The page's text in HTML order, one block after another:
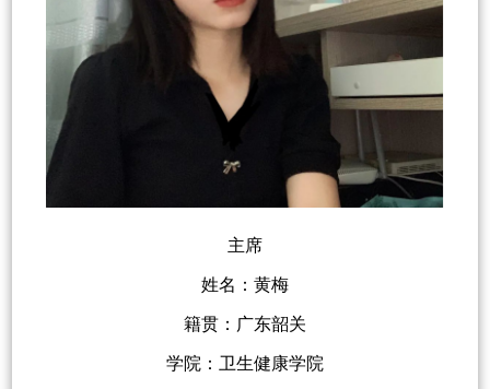
主席
姓名：黄梅
籍贯：广东韶关
学院：卫生健康学院